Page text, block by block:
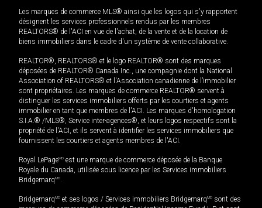
Les marques de commerce MLS® ainsi que les logos qui s'y rapportent
désignent les services professionnels rendus par les membres
REALTORS® de l'ACI en vue de l'achat, de la vente et de la location de
biens immobiliers dans le cadre d'un système de vente collaborative.
REALTOR®, REALTORS® et le logo REALTOR® sont des marques
déposées de REALTOR® Canada Inc., une compagnie dont la National
Association of REALTORS® et l'Association canadienne de l’immobilier
sont propriétaires. Les marques de commerce REALTOR® servent à
distinguer les services immobiliers offerts par les courtiers et agents
immobilier en tant que membres de l'ACI. Les marques d'homologation
S.I.A.® /MLS®, Service inter-agences®, et leurs logos respectifs sont la
propriété de l'ACI, et ils servent à identifier les services immobiliers que
fournissent les courtiers et agents membres de l'ACI.
Royal LePageMD est une marque de commerce déposée de la Banque
Royale du Canada, utilisée sous licence par les Services immobiliers
BridgemarqMD.
BridgemarqMD et ses logos / Services immobiliers BridgemarqMD sont des